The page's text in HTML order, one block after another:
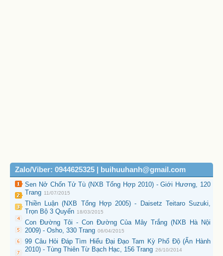
Zalo/Viber: 0944625325 | buihuuhanh@gmail.com
Sen Nở Chốn Tử Tù (NXB Tổng Hợp 2010) - Giới Hương, 120
Trang 11/07/2015
Thiền Luận (NXB Tổng Hợp 2005) - Daisetz Teitaro Suzuki,
Trọn Bộ 3 Quyển 18/03/2015
Con Đường Tôi - Con Đường Của Mây Trắng (NXB Hà Nội
2009) - Osho, 330 Trang 06/04/2015
99 Câu Hỏi Đáp Tìm Hiểu Đại Đạo Tam Kỳ Phổ Độ (Ấn Hành
2010) - Tùng Thiên Từ Bạch Hạc, 156 Trang 26/10/2014